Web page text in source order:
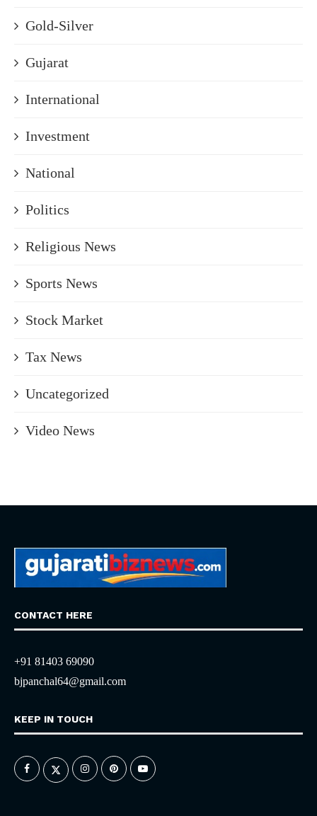
Gold-Silver
Gujarat
International
Investment
National
Politics
Religious News
Sports News
Stock Market
Tax News
Uncategorized
Video News
CONTACT HERE
+91 81403 69090
bjpanchal64@gmail.com
KEEP IN TOUCH